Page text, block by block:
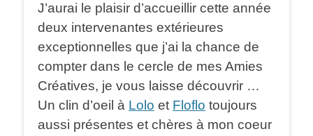
J’aurai le plaisir d’accueillir cette année
deux intervenantes extérieures
exceptionnelles que j’ai la chance de
compter dans le cercle de mes Amies
Créatives, je vous laisse découvrir …
Un clin d’oeil à Lolo et Floflo toujours
aussi présentes et chères à mon coeur